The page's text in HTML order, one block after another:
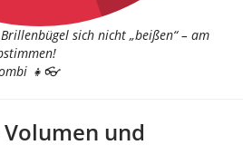
sich nicht „beißen“ – am
und